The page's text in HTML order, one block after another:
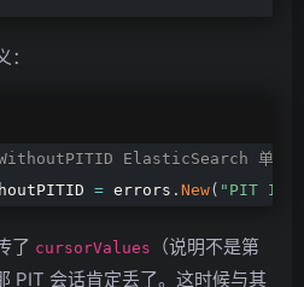
ElasticSearch 单批
= errors . New( "PIT ID
了 cursorValues
（说明不是第
PIT 会话肯定丢了。这时候与其